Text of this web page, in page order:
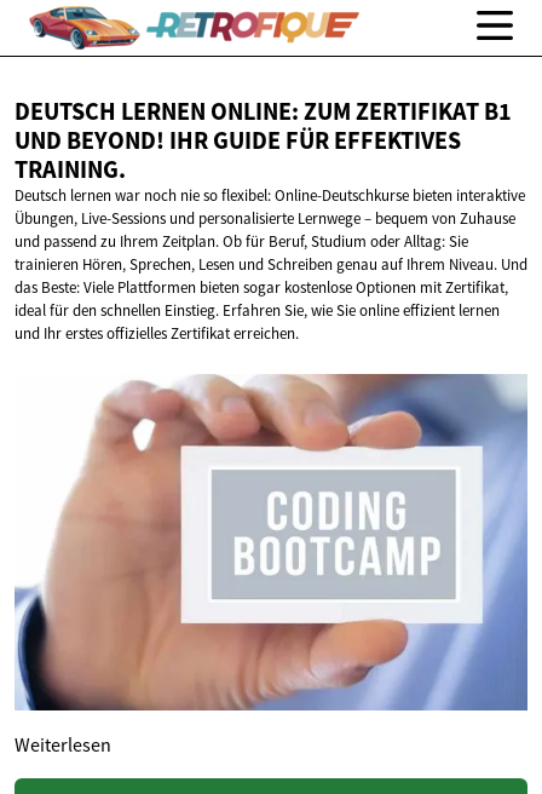
DEUTSCH LERNEN ONLINE: ZUM ZERTIFIKAT B1
UND BEYOND! IHR GUIDE FÜREFFEKTIVES
TRAINING.
Deutsch lernen war noch nie so flexibel: Online-Deutschkurse bieten interaktive
Übungen, Live-Sessions und personalisierte Lernwege – bequem von Zuhause
und passend zu Ihrem Zeitplan. Ob für Beruf, Studium oder Alltag: Sie
trainieren Hören, Sprechen, Lesen und Schreiben genau auf Ihrem Niveau. Und
das Beste: Viele Plattformen bieten sogar kostenlose Optionen mit Zertifikat,
ideal für den schnellen Einstieg. Erfahren Sie, wie Sie online effizient lernen
und Ihr erstes offizielles Zertifikat erreichen.
Weiterlesen